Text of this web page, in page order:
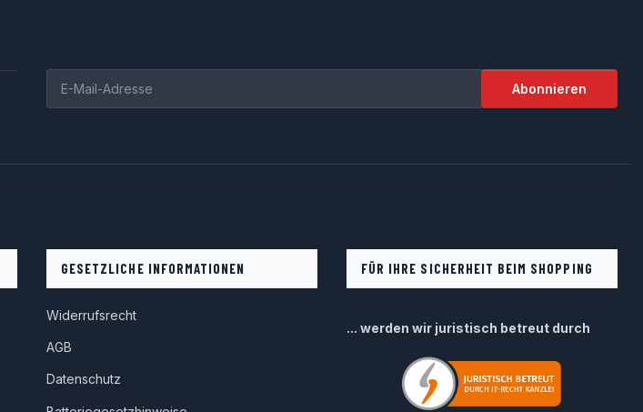
Abonnieren
GESETZLICHE INFORMATIONEN
Widerrufsrecht
AGB
Datenschutz
FÜR IHRE SICHERHEIT BEIM SHOPPING
... werden wir juristisch betreut durch